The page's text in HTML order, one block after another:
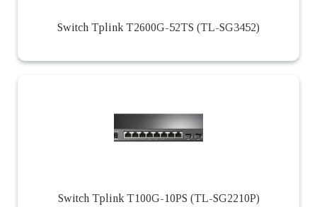
Switch Tplink T2600G-52TS (TL-SG3452)
Switch Tplink T100G-10PS (TL-SG2210P)